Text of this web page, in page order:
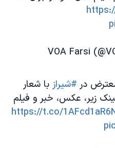
در #شیراز با شعار
زیر، عكس، خبر و فيلم
https://t.co/